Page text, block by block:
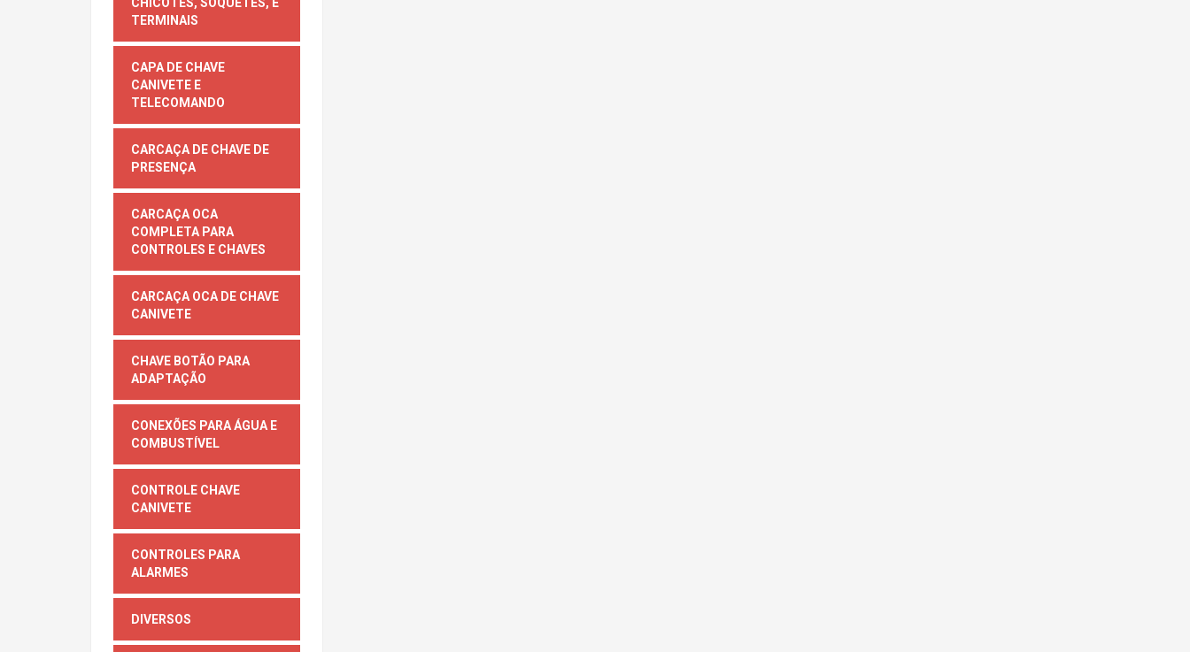
TERMINAIS
CAPA DE CHAVE
CANIVETE E
TELECOMANDO
CARCAÇA DE CHAVE DE
PRESENÇA
CARCAÇA OCA
COMPLETA PARA
CONTROLES E CHAVES
CARCAÇA OCA DE CHAVE
CANIVETE
CHAVE BOTÃO PARA
ADAPTAÇÃO
CONEXÕES PARA ÁGUA E
COMBUSTÍVEL
CONTROLE CHAVE
CANIVETE
CONTROLES PARA
ALARMES
DIVERSOS